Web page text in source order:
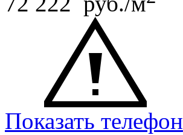
Показать телефон